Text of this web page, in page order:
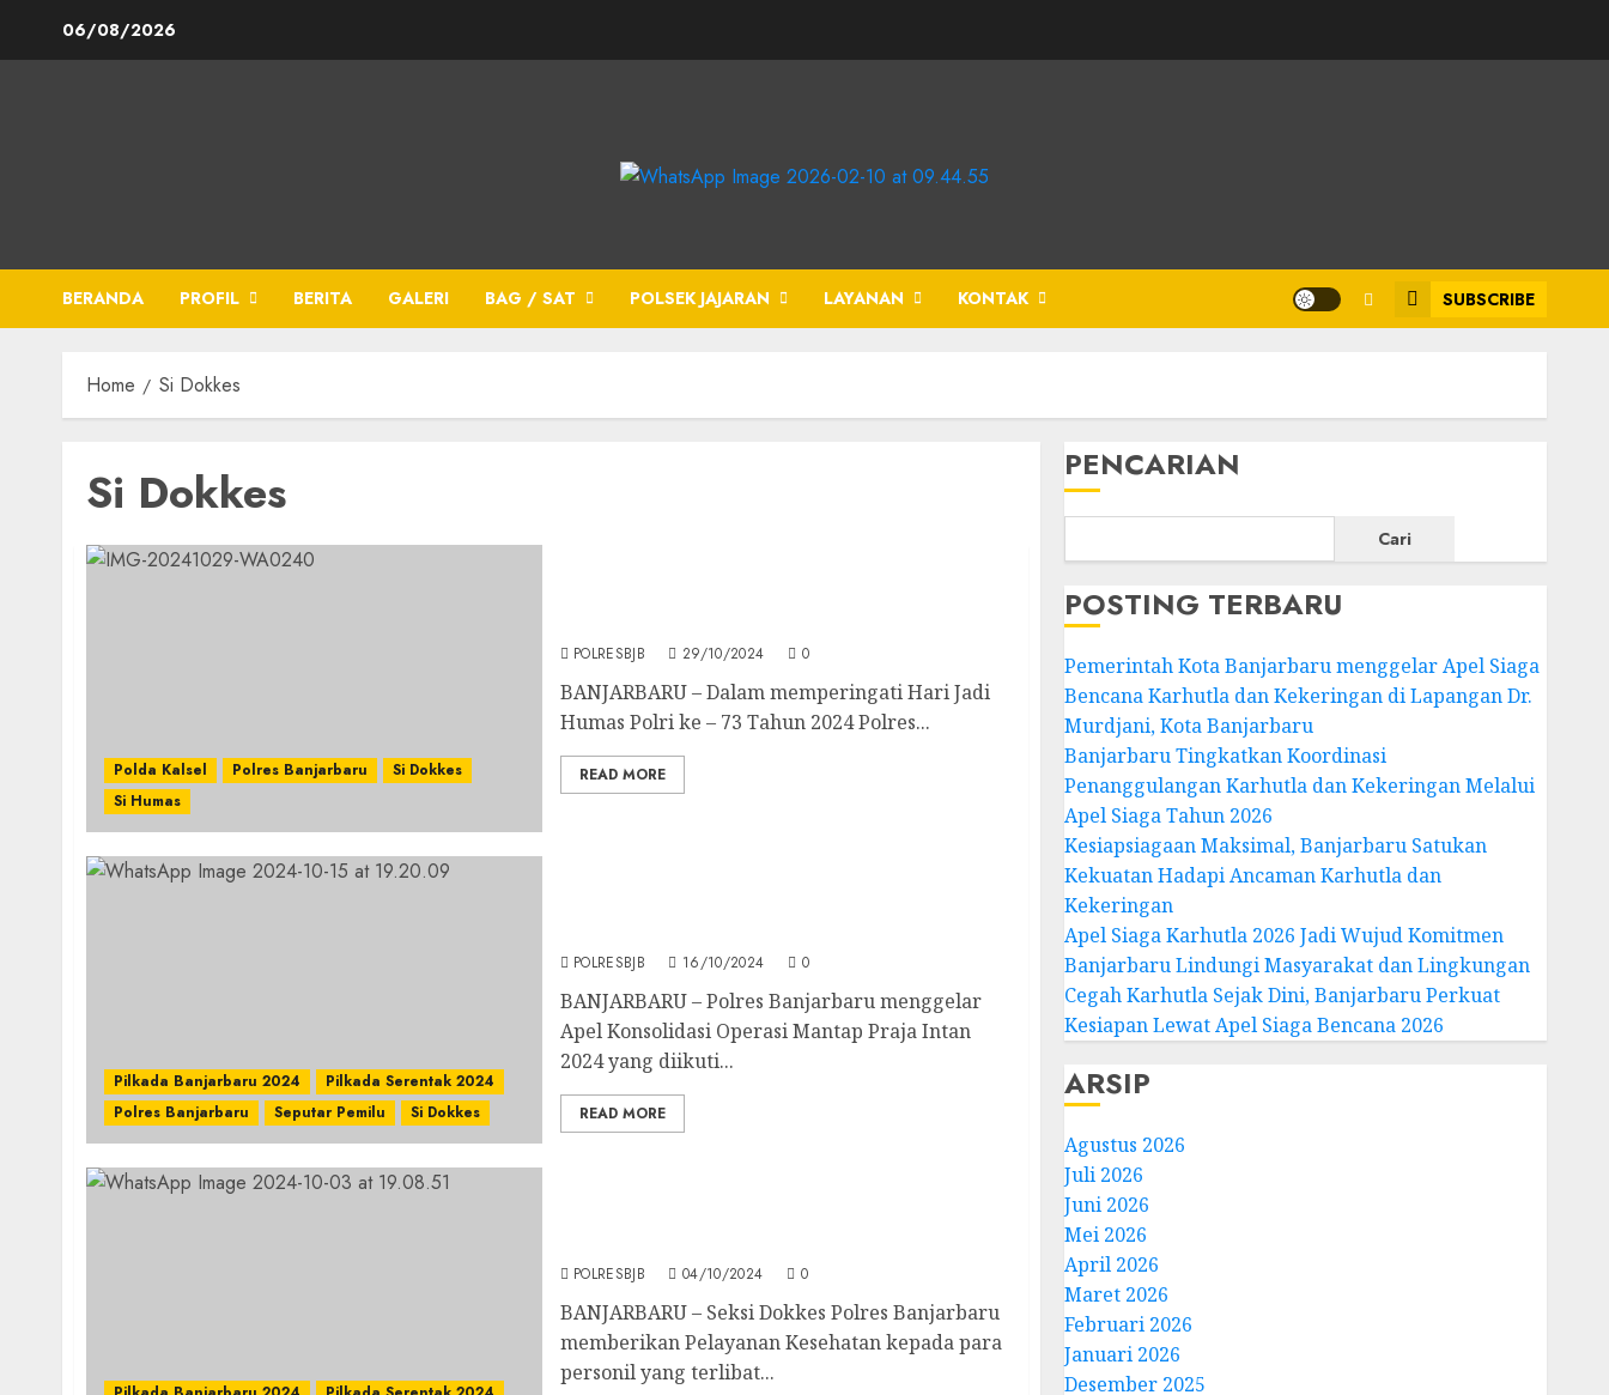
06/08/2026
BERANDA PROFIL BERITA GALERI BAG / SAT POLSEK JAJARAN LAYANAN KONTAK SUBSCRIBE
Home Si Dokkes
Si Dokkes
Polda Kalsel Polres Banjarbaru
Si Dokkes
Si Humas
POLRESBJB 29/10/2024 0
BANJARBARU – Dalam memperingati Hari Jadi
Humas Polri ke – 73 Tahun 2024 Polres...
READ MORE
Pilkada Banjarbaru 2024
Pilkada Serentak 2024
Polres Banjarbaru
Seputar Pemilu Si Dokkes
POLRESBJB 16/10/2024 0
BANJARBARU – Polres Banjarbaru menggelar
Apel Konsolidasi Operasi Mantap Praja Intan
2024 yang diikuti...
READ MORE
POLRESBJB 04/10/2024 0
BANJARBARU – Seksi Dokkes Polres Banjarbaru
memberikan Pelayanan Kesehatan kepada para
personil yang terlibat...
PENCARIAN
Cari
POSTING TERBARU
Pemerintah Kota Banjarbaru menggelar Apel Siaga
Bencana Karhutla dan Kekeringan di Lapangan Dr.
Murdjani, Kota Banjarbaru
Banjarbaru Tingkatkan Koordinasi
Penanggulangan Karhutla dan Kekeringan Melalui
Apel Siaga Tahun 2026
Kesiapsiagaan Maksimal, Banjarbaru Satukan
Kekuatan Hadapi Ancaman Karhutla dan
Kekeringan
Apel Siaga Karhutla 2026 Jadi Wujud Komitmen
Banjarbaru Lindungi Masyarakat dan Lingkungan
Cegah Karhutla Sejak Dini, Banjarbaru Perkuat
Kesiapan Lewat Apel Siaga Bencana 2026
ARSIP
Agustus 2026
Juli 2026
Juni 2026
Mei 2026
April 2026
Maret 2026
Februari 2026
Januari 2026
Desember 2025